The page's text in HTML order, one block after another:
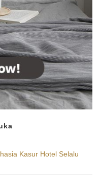
Kasur Hotel Selalu